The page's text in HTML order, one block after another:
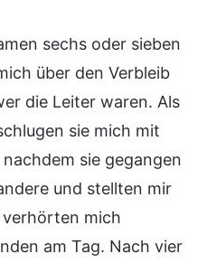
sechs oder sieben
über den Verbleib
die Leiter waren. Als
sie mich mit
sie gegangen
und stellten mir
verhörten mich
am Tag. Nach vier